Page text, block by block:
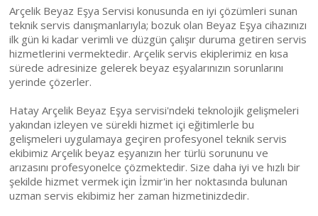
Arçelik Beyaz Eşya Servisi konusunda en iyi çözümleri sunan
teknik servis danışmanlarıyla; bozuk olan Beyaz Eşya cihazınızı
ilk gün ki kadar verimli ve düzgün çalışır duruma getiren servis
hizmetlerini vermektedir. Arçelik servis ekiplerimiz en kısa
sürede adresinize gelerek beyaz eşyalarınızın sorunlarını
yerinde çözerler.
Hatay Arçelik Beyaz Eşya servisi'ndeki teknolojik gelişmeleri
yakından izleyen ve sürekli hizmet içi eğitimlerle bu
gelişmeleri uygulamaya geçiren profesyonel teknik servis
ekibimiz Arçelik beyaz eşyanızın her türlü sorununu ve
arızasını profesyonelce çözmektedir. Size daha iyi ve hızlı bir
şekilde hizmet vermek için İzmir'in her noktasında bulunan
uzman servis ekibimiz her zaman hizmetinizdedir.